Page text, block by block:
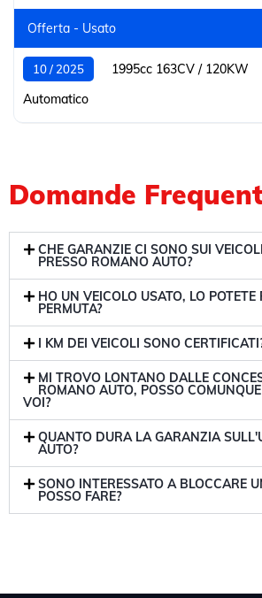
Offerta - Usato
10 / 2025 1995cc 163CV / 120KW
Automatico
Domande
CHE GARANZIE CI SONO SUI
PRESSO ROMANO AUTO?
HO UN VEICOLO USATO, LO POTETE
PERMUTA?
I KM DEI VEICOLI SONO
MI TROVO LONTANO DALLE
ROMANO AUTO, POSSO
VOI?
QUANTO DURA LA GARANZIA
AUTO?
SONO INTERESSATO A BLOCCARE
POSSO FARE?